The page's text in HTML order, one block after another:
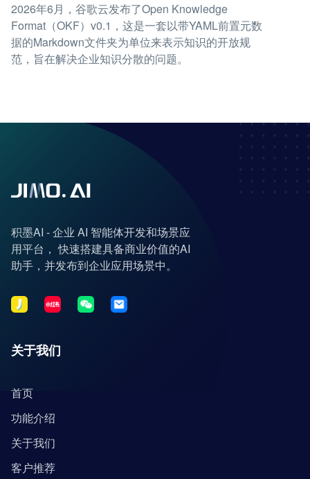
2026年6月，谷歌云发布了Open Knowledge
Format（OKF）v0.1，这是一套以带YAML前置元数
据的Markdown文件夹为单位来表示知识的开放规
范，旨在解决企业知识分散的问题。
积墨AI - 企业 AI 智能体开发和场景应
用平台， 快速搭建具备商业价值的AI
助手，并发布到企业应用场景中。
关于我们
首页
功能介绍
关于我们
客户推荐